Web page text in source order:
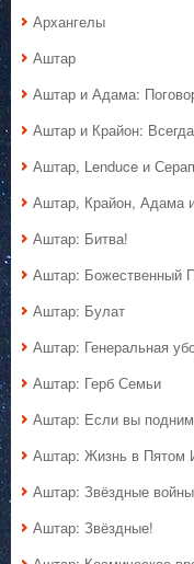
Архангелы
Аштар
Аштар и Адама:
Аштар и Крайон:
Аштар, Lenduce и
Аштар, Крайон, Адама
Аштар: Битва!
Аштар: Божественный
Аштар: Булат
Аштар: Генеральная
Аштар: Герб Семьи
Аштар: Если вы
Аштар: Жизнь в Пятом
Аштар: Звёздные войны
Аштар: Звёздные!